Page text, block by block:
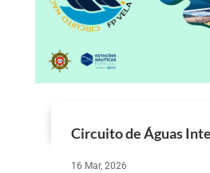
Circuito de Águas
16 Mar, 2026